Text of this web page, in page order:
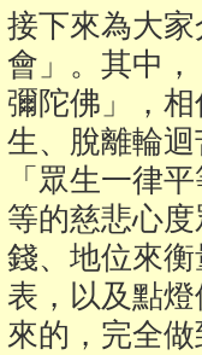
接下來為大
會」。其中
彌陀佛」，
生、脫離輪
「眾生一律
等的慈悲心
錢、地位來
表，以及點
來的，完全